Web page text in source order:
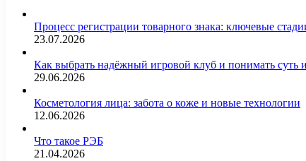
Процесс регистрации товарного знака: ключевые
23.07.2026
Как выбрать надёжный игровой клуб и понимать суть
29.06.2026
Косметология лица: забота о коже и новые технологии
12.06.2026
Что такое РЭБ
21.04.2026